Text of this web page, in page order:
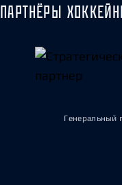
ПАРТНЁРЫ
Генеральный